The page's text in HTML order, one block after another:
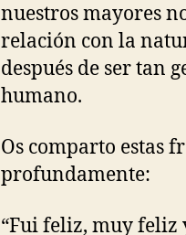
nuestros mayores
relación con la
después de ser tan
humano.
Os comparto estas
profundamente:
“Fui feliz, muy feliz